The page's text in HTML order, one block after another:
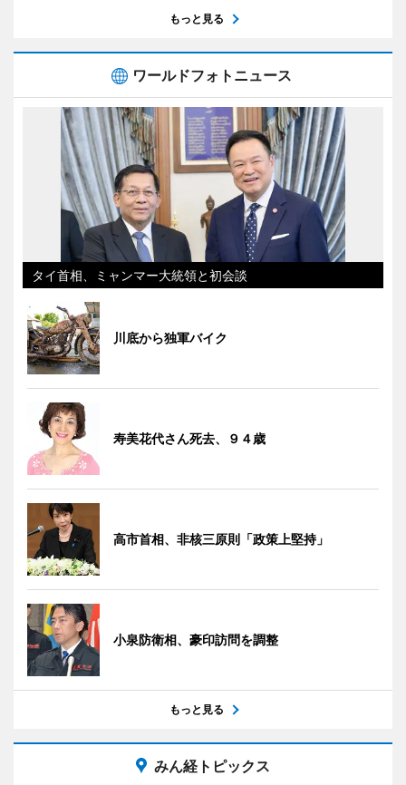
もっと見る
ワールドフォトニュース
タイ首相、ミャンマー大統領と初会談
川底から独軍バイク
寿美花代さん死去、９４歳
高市首相、非核三原則「政策上堅持」
小泉防衛相、豪印訪問を調整
もっと見る
みん経トピックス